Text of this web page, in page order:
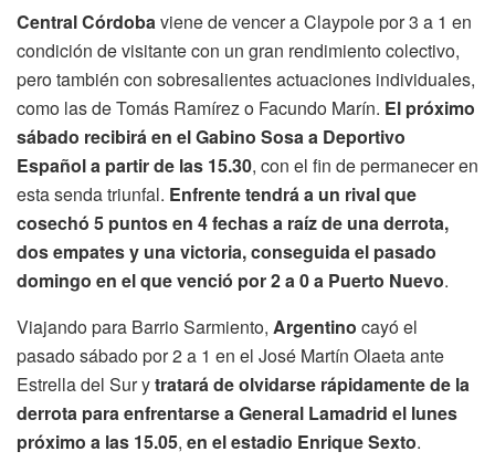
Central Córdobaviene de vencer a Claypole por 3 a 1 en
condición de visitante con un gran rendimiento colectivo,
pero también con sobresalientes actuaciones individuales,
como las de Tomás Ramírez o Facundo Marín. El próximo
sábado recibirá en el Gabino Sosa a Deportivo
Español a partir de las 15.30, con el fin de permanecer en
esta senda triunfal. Enfrente tendrá a un rival que
cosechó 5 puntos en 4 fechas a raíz de una derrota,
dos empates y una victoria, conseguida el pasado
domingo en el que venció por 2 a 0 a Puerto Nuevo.
Viajando para Barrio Sarmiento, Argentino cayó el
pasado sábado por 2 a 1 en el José Martín Olaeta ante
Estrella del Sur ytratará de olvidarse rápidamente de la
derrota para enfrentarse a General Lamadrid el lunes
próximo a las 15.05, en el estadio Enrique Sexto.